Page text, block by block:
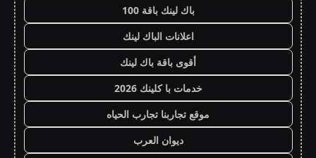
باك لينك باقة 100
اعلانات الباك لينك
أقوى باقة باك لينك
خدمات با كلينك 2026
موقع تجاربنا تجارب الحياه
ديوان العرب